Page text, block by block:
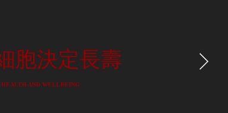
胞決定長壽
AND WELLBEING